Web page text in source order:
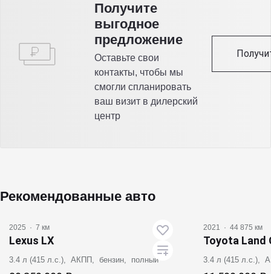
Получитe
выгодное
предложение
Оставьте свои
контакты, чтобы мы
смогли спланировать
ваш визит в дилерский
центр
Рекомендованные авто
2025 · 7 км
Lexus LX
3.4 л (415 л.с.), АКПП, бензин, полный
2021 · 44 875 км
Toyota Land
3.4 л (415 л.с.),